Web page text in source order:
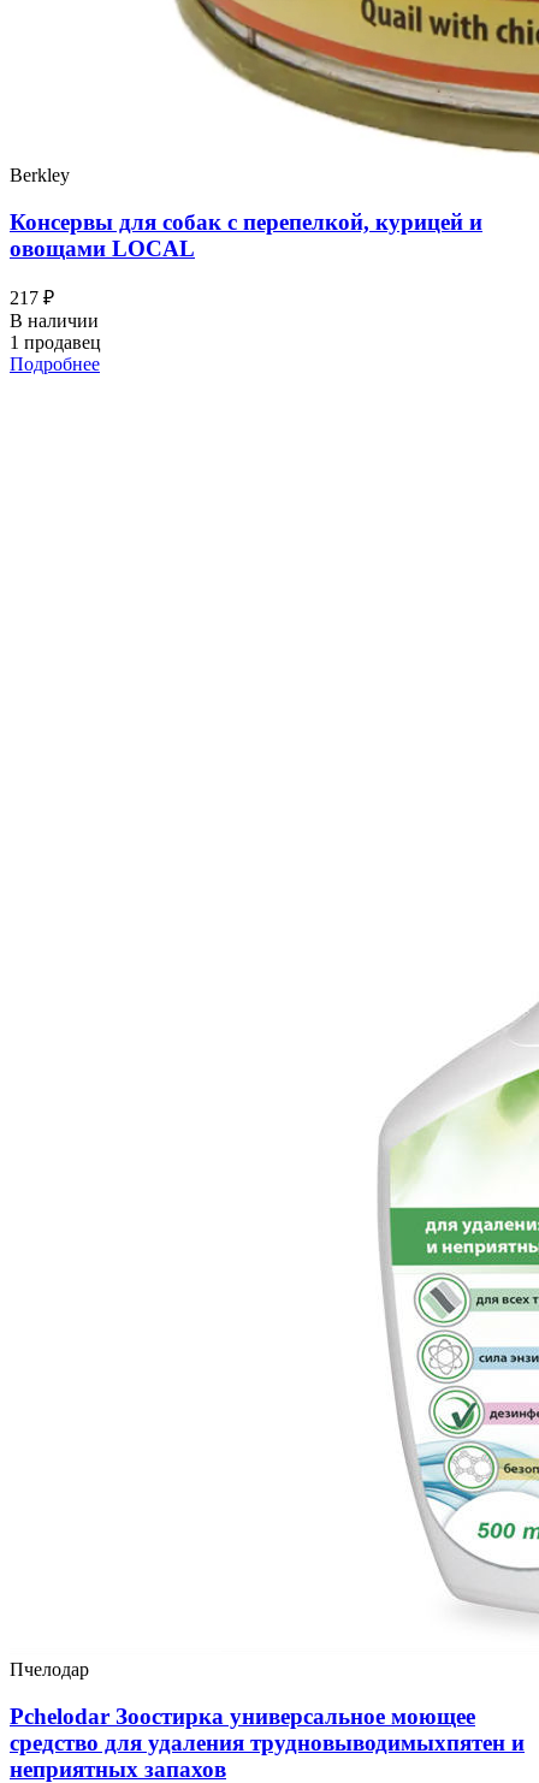
Berkley
Консервы для собак с перепелкой, курицей и
овощами LOCAL
217 ₽
В наличии
1 продавец
Подробнее
Пчелодар
Pchelodar Зоостирка универсальное моющее
средство для удаления трудновыводимыхпятен и
неприятных запахов